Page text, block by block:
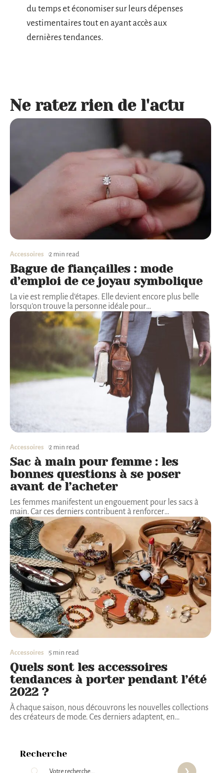
du temps et économiser sur leurs dépenses
vestimentaires tout en ayant accès aux
dernières tendances.
Ne ratez rien de l'actu
Accessoires 2 min read
Bague de fiançailles : mode
d’emploi de ce joyau symbolique
La vie est remplie d’étapes. Elle devient encore plus belle
lorsqu’on trouve la personne idéale pour…
Accessoires 2 min read
Sac à main pour femme : les
bonnes questions à se poser
avant de l’acheter
Les femmes manifestent un engouement pour les sacs à
main. Car ces derniers contribuent à renforcer…
Accessoires 5 min read
Quels sont les accessoires
tendances à porter pendant l’été
2022 ?
À chaque saison, nous découvrons les nouvelles collections
des créateurs de mode. Ces derniers adaptent, en…
Recherche